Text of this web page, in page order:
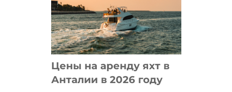
Цены на аренду яхт в
Анталии в 2026 году